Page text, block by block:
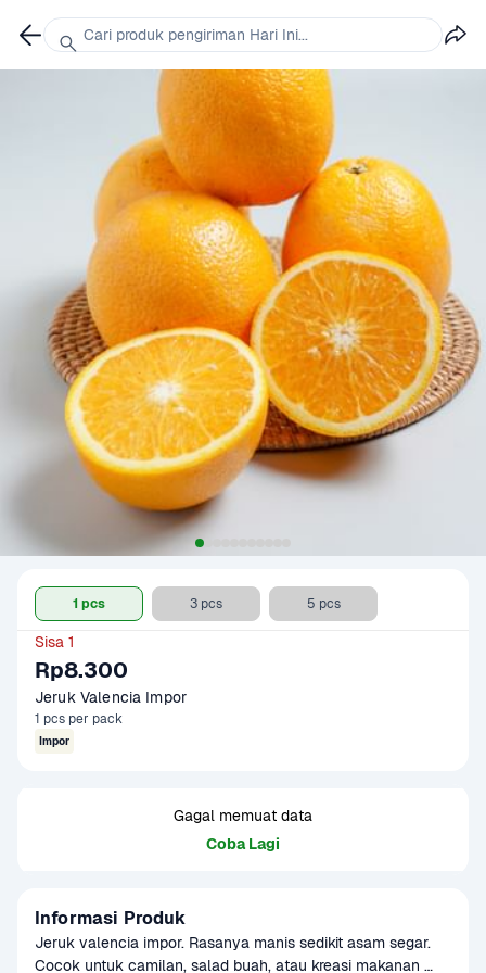
1 pcs 3 pcs 5 pcs
Sisa 1
Rp8.300
Jeruk Valencia Impor
1 pcs per pack
Impor
Gagal memuat data
Coba Lagi
Informasi Produk
Jeruk valencia impor. Rasanya manis sedikit asam segar.
Cocok untuk camilan, salad buah, atau kreasi makanan
Cari produk pengiriman Hari Ini...